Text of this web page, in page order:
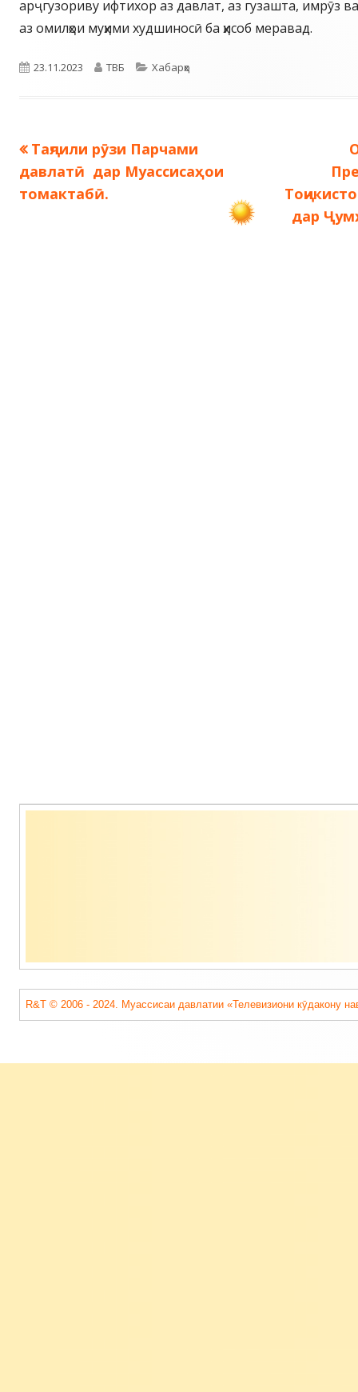
арҷгузориву ифтихор аз давлат, аз гузашта, имрӯз
аз омилҳои муҳими худшиносӣ ба ҳисоб меравад.
Опубликовано
23.11.2023 Автор
ТВБ Рубрики
Хабарҳо
Навигация
по
Предыдущая
запись:
Таҷлили рӯзи Парчами
давлатӣ дар Муассисаҳои
томактабӣ.
дар
Содержимое
R&T © 2006 - 2024. Муассисаи давлатии «Телевизиони кӯдакону